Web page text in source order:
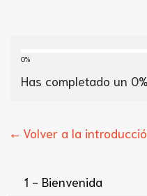
0%
Has completado un 0
← Volver a la
1 - Bienvenida